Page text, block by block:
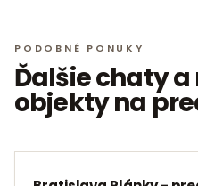
PODOBNÉ PONUKY
Ďalšiechaty a
objektyna